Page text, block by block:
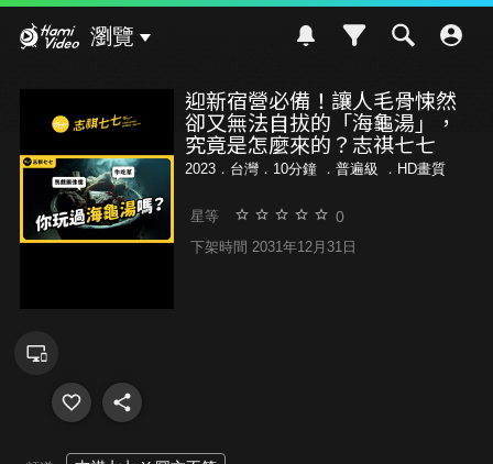
瀏覽
迎新宿營必備！讓人毛骨悚然
卻又無法自拔的「海龜湯」，
究竟是怎麼來的？志祺七七
2023．台灣．10分鐘 ． 普遍級 ．HD畫質
星等 0
下架時間 2031年12月31日